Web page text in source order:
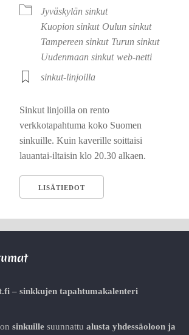
Jyväskylän sinkut
Kuopion sinkut Oulun sinkut
Tampereen sinkut Turun sinkut
Uudenmaan sinkut web-netti
sinkut-linjoilla
Sinkut linjoilla on rento
verkkotapahtuma koko Suomen
sinkuille. Kuin kaverille soittaisi
lauantai-iltaisin klo 20.30 alkaen.
LISÄTIEDOT
– sinkkujen tapahtumakalenteri
sinkuille suunnattu alusta yhdessäoloon ja